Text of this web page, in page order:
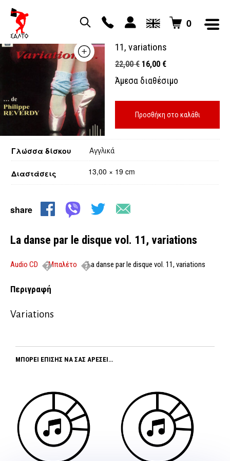
0
11, variations
22,00€ Original
price
22,00 €.
16,00 €Η
τρέχουσα
τιμή
είναι:
16,00 €.
Άμεσα διαθέσιμο
Προσθήκη στο καλάθι
Διαστάσεις 13,00 × 19 cm
Γλώσσα δίσκου Αγγλικά
share
La danse par le disque vol. 11, variations
Audio CD Μπαλέτο La danse par le disque vol. 11, variations
Περιγραφή
Variations
ΜΠΟΡΕΊ ΕΠΊΣΗΣ ΝΑ ΣΑΣ ΑΡΈΣΕΙ…